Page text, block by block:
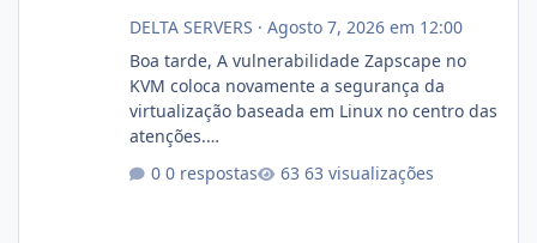
DELTA SERVERS · Agosto 7, 2026 em 12:00
Boa tarde, A vulnerabilidade Zapscape no
KVM coloca novamente a segurança da
virtualização baseada em Linux no centro das
atenções.
xjx23zz5f Criamos uma breve explicação:
0 respostas 63 visualizações